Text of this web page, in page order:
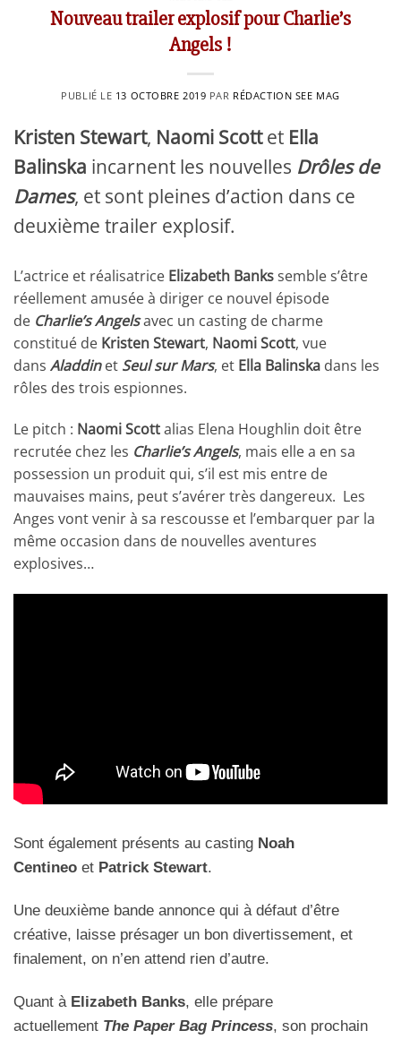
Nouveau trailer explosif pour Charlie’s
Angels !
PUBLIÉ LE 13 OCTOBRE 2019 PAR RÉDACTION SEE MAG
Kristen Stewart, Naomi Scottet Ella
Balinska incarnent les nouvelles Drôles de
Dames, et sont pleines d’action dans ce
deuxième trailer explosif.
L’actrice et réalisatrice Elizabeth Bankssemble s’être
réellement amusée à diriger ce nouvel épisode
de Charlie’s Angelsavec un casting de charme
constitué de Kristen Stewart, Naomi Scott, vue
dans Aladdinet Seul sur Mars, et Ella Balinska dans les
rôles des trois espionnes.
Le pitch : Naomi Scottalias Elena Houghlin doit être
recrutée chez les Charlie’s Angels, mais elle a en sa
possession un produit qui, s’il est mis entre de
mauvaises mains, peut s’avérer très dangereux. Les
Anges vont venir à sa rescousse et l’embarquer par la
même occasion dans de nouvelles aventures
explosives…
Sont également présents au casting Noah
Centineo et Patrick Stewart.
Une deuxième bande annonce qui à défaut d’être
créative, laisse présager un bon divertissement, et
finalement, on n’en attend rien d’autre.
Quant à Elizabeth Banks, elle prépare
actuellement The Paper Bag Princess, son prochain